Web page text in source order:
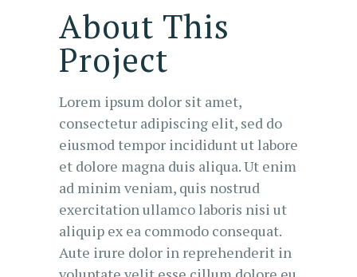
About This
Project
Lorem ipsum dolor sit amet,
consectetur adipiscing elit, sed do
eiusmod tempor incididunt ut labore
et dolore magna duis aliqua. Ut enim
ad minim veniam, quis nostrud
exercitation ullamco laboris nisi ut
aliquip ex ea commodo consequat.
Aute irure dolor in reprehenderit in